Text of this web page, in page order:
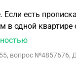
Если есть
в одной квартире
прописаны все
, вопрос №4857676,